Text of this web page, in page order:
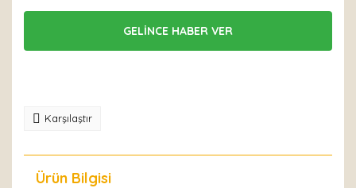
GELİNCE HABER VER
Karşılaştır
Ürün Bilgisi